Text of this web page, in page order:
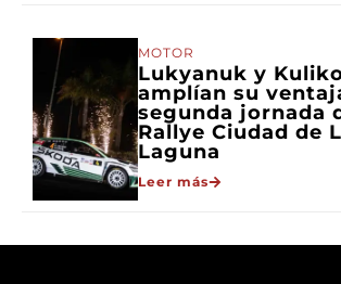
MOTOR
Lukyanuk y
amplían su
segunda jornada
Rallye Ciudad de
Laguna
Leer más